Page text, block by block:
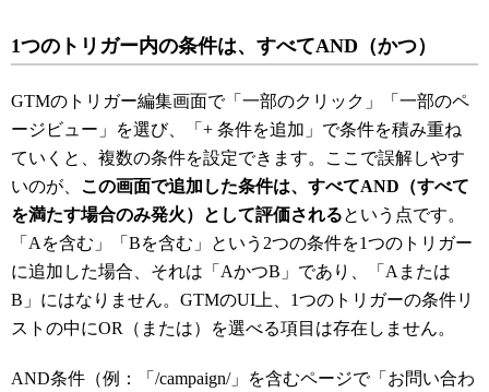
1つのトリガー内の条件は、すべてAND（かつ）
GTMのトリガー編集画面で「一部のクリック」「一部のペ
ージビュー」を選び、「+ 条件を追加」で条件を積み重ね
ていくと、複数の条件を設定できます。ここで誤解しやす
いのが、 この画面で追加した条件は、すべてAND（すべて
を満たす場合のみ発火）として評価されるという点です。
「Aを含む」「Bを含む」という2つの条件を1つのトリガー
に追加した場合、それは「AかつB」であり、「Aまたは
B」にはなりません。GTMのUI上、1つのトリガーの条件リ
ストの中にOR（または）を選べる項目は存在しません。
AND条件（例：「/campaign/」を含むページで「お問い合わ